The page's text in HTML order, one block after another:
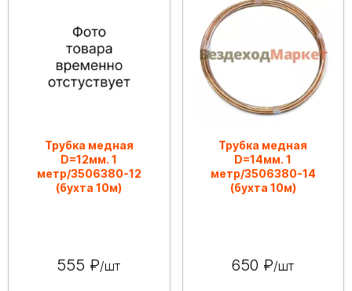
Трубка медная
D=12мм. 1
метр/3506380-12
(бухта 10м)
555 ₽/шт
Трубка медная
D=14мм. 1
метр/3506380-14
(бухта 10м)
650 ₽/шт